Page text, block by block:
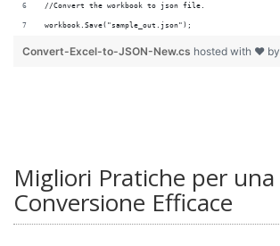
//Convert the workbook to json file.
workbook.Save("sample_out.json");
Convert-Excel-to-JSON-New.cs hosted with ❤ by
Migliori Pratiche per una
Conversione Efficace